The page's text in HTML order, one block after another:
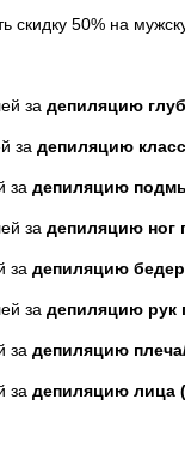
скидку 50% на
за депиляцию
за депиляцию
за депиляцию
за депиляцию ног
за депиляцию
за депиляцию рук
за депиляцию
за депиляцию лица